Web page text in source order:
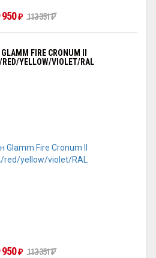
950₽ 113 351₽
FIRE CRONUM II
YELLOW/VIOLET/RAL
950₽ 113 351₽